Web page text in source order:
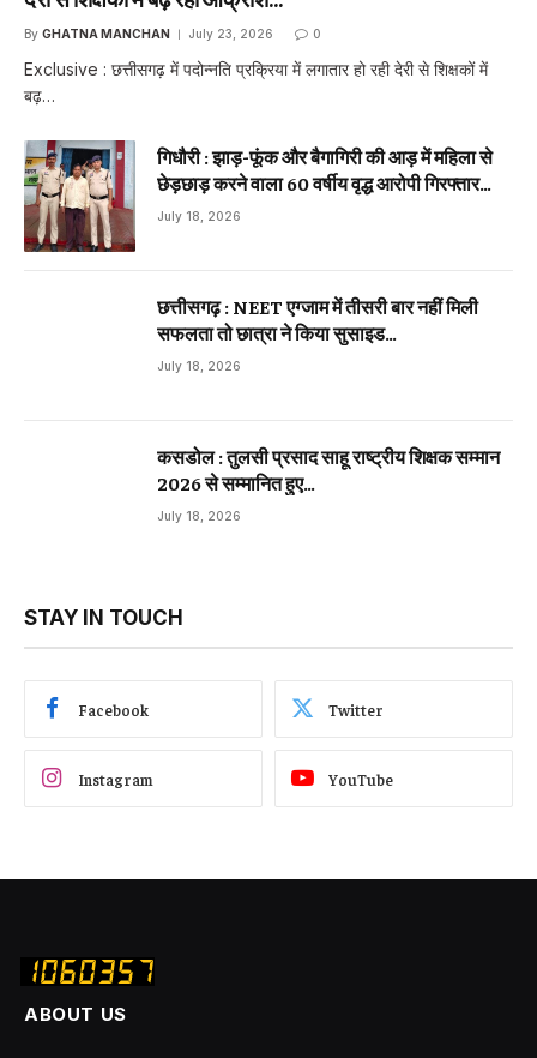
By GHATNA MANCHAN July 23, 2026 0
Exclusive : छत्तीसगढ़ में पदोन्नति प्रक्रिया में लगातार हो रही देरी से शिक्षकों में
बढ़…
गिधौरी : झाड़-फूंक और बैगागिरी की आड़ में महिला से
छेड़छाड़ करने वाला 60 वर्षीय वृद्ध आरोपी गिरफ्तार…
July 18, 2026
छत्तीसगढ़ : NEET एग्जाम में तीसरी बार नहीं मिली
सफलता तो छात्रा ने किया सुसाइड…
July 18, 2026
कसडोल : तुलसी प्रसाद साहू राष्ट्रीय शिक्षक सम्मान
2026 से सम्मानित हुए…
July 18, 2026
STAY IN TOUCH
Facebook Twitter
Instagram YouTube
ABOUT US